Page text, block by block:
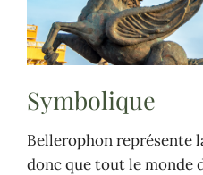
Symbolique
Bellerophon représente
donc que tout le monde